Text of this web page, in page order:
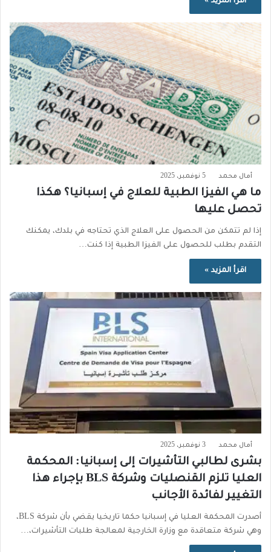
أمال محمد 5 نوفمبر، 2025
ما هي الفيزا الطبية للعلاج في إسبانيا؟ هكذا
تحصل عليها
إذا لم تتمكن من الحصول على العلاج الذي تحتاجه في بلدك، يمكنك
التقدم بطلب للحصول على الفيزا الطبية إذا كنت…
اقرأ المزيد »
أمال محمد 3 نوفمبر، 2025
بشرى لطالبي التأشيرات إلى إسبانيا: المحكمة
العليا تلزم القنصليات وشركة BLS بإجراء هذا
التغيير لفائدة الأجانب
أصدرت المحكمة العليا في إسبانيا حكما تاريخيا يقضي بأن شركة BLS،
وهي شركة متعاقدة مع وزارة الخارجية لمعالجة طلبات التأشيرات،…